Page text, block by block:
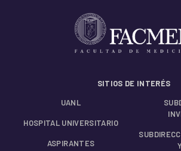
SITIOS DE INTERÉS
UANL
HOSPITAL UNIVERSITARIO
ASPIRANTES